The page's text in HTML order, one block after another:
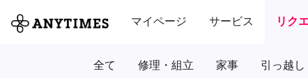
マイページ サービス リク
全て 修理・組立 家事 引っ越し